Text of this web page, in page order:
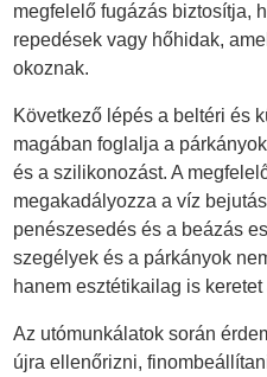
megfelelő fugázás biztosítja,
repedések vagy hőhidak,
okoznak.
Következő lépés a beltéri és
magában foglalja a
és a szilikonozást. A
megakadályozza a víz
penészesedés és a beázás
szegélyek és a párkányok
hanem esztétikailag is
Az utómunkálatok során
újra ellenőrizni,